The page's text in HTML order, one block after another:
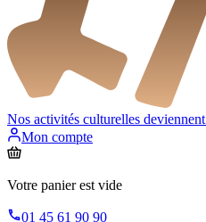
Nos activités culturelles deviennent
Mon compte
Votre panier est vide
01 45 61 90 90